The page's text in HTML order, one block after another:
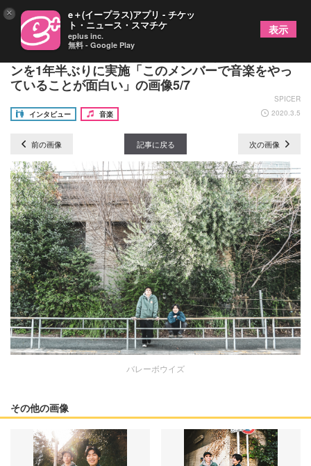
バレーボウイズが多彩な魅力を発揮する主催ワンマ
ンを1年半ぶりに実施「このメンバーで音楽をやっ
ていることが面白い」の画像5/7
SPICER
インタビュー
音楽 2020.3.5
前の画像 記事に戻る 次の画像
バレーボウイズ
その他の画像
× e＋(イープラス)アプリ - チケッ
ト・ニュース・スマチケ
eplus inc.
無料 - Google Play
表示